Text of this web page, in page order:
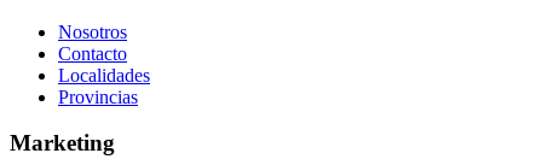
Nosotros
Contacto
Localidades
Provincias
Marketing